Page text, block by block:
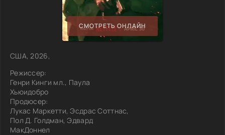
СМОТРЕТЬ ОНЛАЙН
США, 2026,
Режиссер:
Генри Кинги мл., Паула
Хьюидобро
Продюсер:
Лукас Маркетти, Эсдрас Соттнас,
Пол Д. Голдман, Эдвард
МакДоннел